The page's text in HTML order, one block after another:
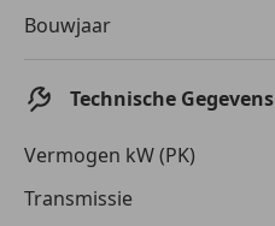
Bouwjaar
Technische Gegevens
Vermogen kW (PK)
Transmissie